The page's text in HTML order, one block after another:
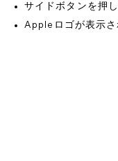
サイドボタンを押
Appleロゴが表示